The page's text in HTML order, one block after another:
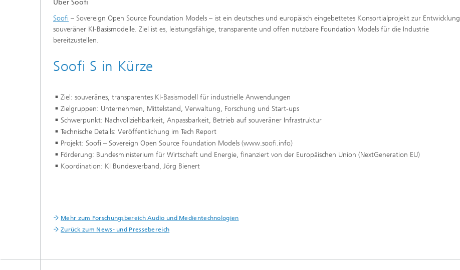
Über Soofi
Soofi – Sovereign Open Source Foundation Models – ist ein deutsches und europäisch eingebettetes Konsortialprojekt zur Entwicklung
souveräner KI-Basismodelle. Ziel ist es, leistungsfähige, transparente und offen nutzbare Foundation Models für die Industrie
bereitzustellen.
Soofi S in Kürze
Ziel: souveränes, transparentes KI-Basismodell für industrielle Anwendungen
Zielgruppen: Unternehmen, Mittelstand, Verwaltung, Forschung und Start-ups
Schwerpunkt: Nachvollziehbarkeit, Anpassbarkeit, Betrieb auf souveräner Infrastruktur
Technische Details: Veröffentlichung im Tech Report
Projekt: Soofi – Sovereign Open Source Foundation Models (www.soofi.info)
Förderung: Bundesministerium für Wirtschaft und Energie, finanziert von der Europäischen Union (NextGeneration EU)
Koordination: KI Bundesverband, Jörg Bienert
Mehr zum Forschungsbereich Audio und Medientechnologien
Zurück zum News- und Pressebereich